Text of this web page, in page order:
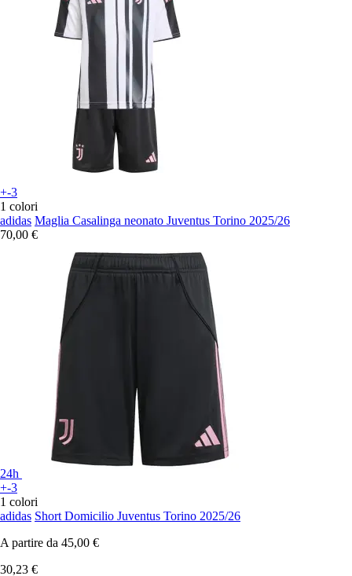
+-3
1 colori
adidas Maglia Casalinga neonato Juventus Torino 2025/26
70,00 €
24h
+-3
1 colori
adidas Short Domicilio Juventus Torino 2025/26
A partire da 45,00 €
30,23 €